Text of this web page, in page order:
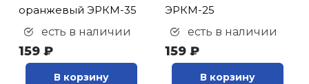
оранжевый ЭРКМ-35
есть в наличии
159 ₽
В корзину
ЭРКМ-25
есть в наличии
159 ₽
В корзину